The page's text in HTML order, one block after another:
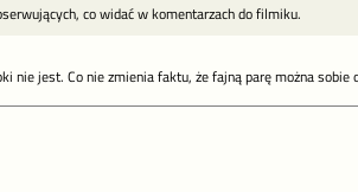
co widać w komentarzach do filmiku.
nie jest. Co nie zmienia faktu, że fajną parę można